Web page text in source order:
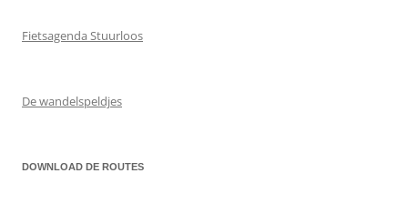
Fietsagenda Stuurloos
De wandelspeldjes
DOWNLOAD DE ROUTES